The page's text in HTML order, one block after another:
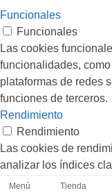
Funcionales
Funcionales
Las cookies
funcionalidades,
plataformas de redes
funciones de terceros.
Rendimiento
Rendimiento
Las cookies de
analizar los índices
ayuda a brindar una
Menú Tienda